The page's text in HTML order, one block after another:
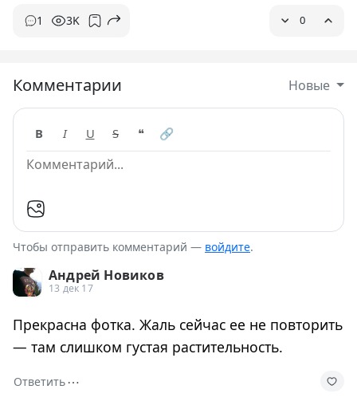
1 3K 0
Комментарии Новые
B I U S ❝ 🔗
Чтобы отправить комментарий — войдите.
Андрей Новиков
13 дек 17
Прекрасна фотка. Жаль сейчас ее не повторить
— там слишком густая растительность.
Ответить⋯